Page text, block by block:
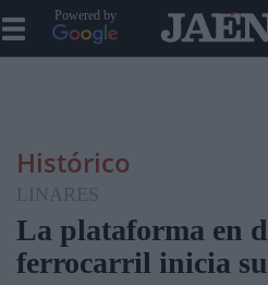
Powered by
Histórico
LINARES
La plataforma en
ferrocarril inicia